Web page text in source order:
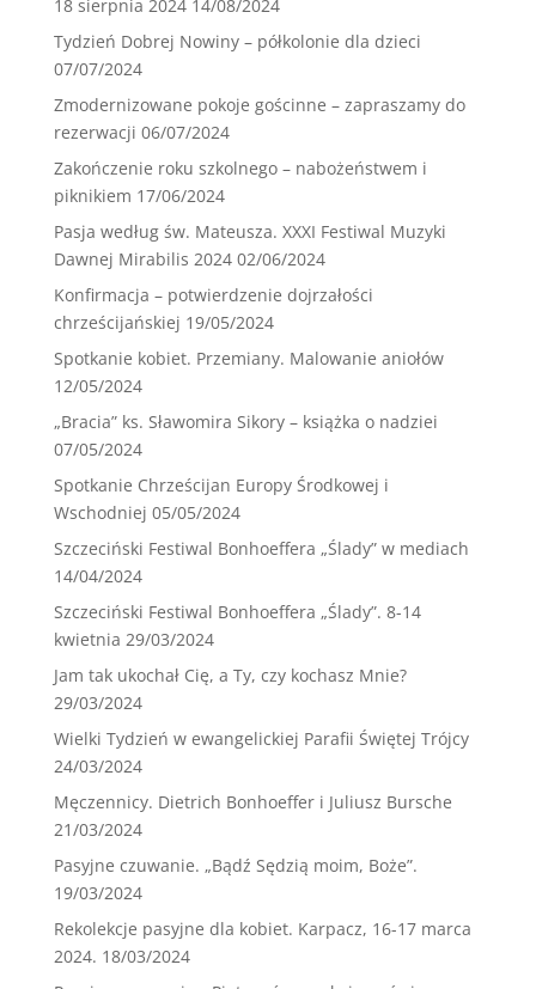
18 sierpnia 2024 14/08/2024
Tydzień Dobrej Nowiny – półkolonie dla dzieci
07/07/2024
Zmodernizowane pokoje gościnne – zapraszamy do
rezerwacji 06/07/2024
Zakończenie roku szkolnego – nabożeństwem i
piknikiem 17/06/2024
Pasja według św. Mateusza. XXXI Festiwal Muzyki
Dawnej Mirabilis 2024 02/06/2024
Konfirmacja – potwierdzenie dojrzałości
chrześcijańskiej 19/05/2024
Spotkanie kobiet. Przemiany. Malowanie aniołów
12/05/2024
„Bracia” ks. Sławomira Sikory – książka o nadziei
07/05/2024
Spotkanie Chrześcijan Europy Środkowej i
Wschodniej 05/05/2024
Szczeciński Festiwal Bonhoeffera „Ślady” w mediach
14/04/2024
Szczeciński Festiwal Bonhoeffera „Ślady”. 8-14
kwietnia 29/03/2024
Jam tak ukochał Cię, a Ty, czy kochasz Mnie?
29/03/2024
Wielki Tydzień w ewangelickiej Parafii Świętej Trójcy
24/03/2024
Męczennicy. Dietrich Bonhoeffer i Juliusz Bursche
21/03/2024
Pasyjne czuwanie. „Bądź Sędzią moim, Boże”.
19/03/2024
Rekolekcje pasyjne dla kobiet. Karpacz, 16-17 marca
2024. 18/03/2024